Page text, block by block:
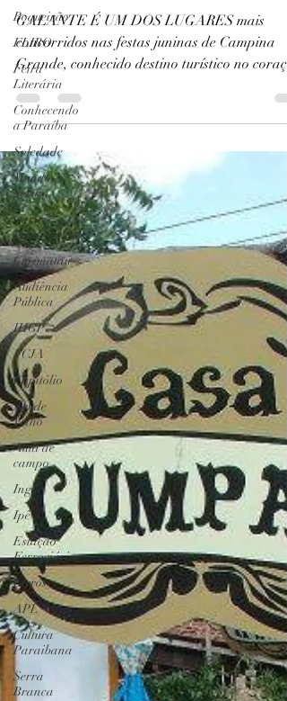
Boqueirão
FLIBO
Feira
Literária
Conhecendo
a Paraíba
Soledade
Mundo-
Sertão
Cariris
Velhos
Curimataú
Audiência
Pública
IHGP
FCJA
Capitólio
Açude
Velho
Aula de
campo
Ingá
Ipê
Estação
Ferroviária
Livros
APL
Cultura
Paraibana
Serra
Branca
Galante e o trem
GALANTE É UM DOS LUGARES mais
concorridos nas festas juninas de Campina
Grande, conhecido destino turístico no
da Paraíba. O auge...